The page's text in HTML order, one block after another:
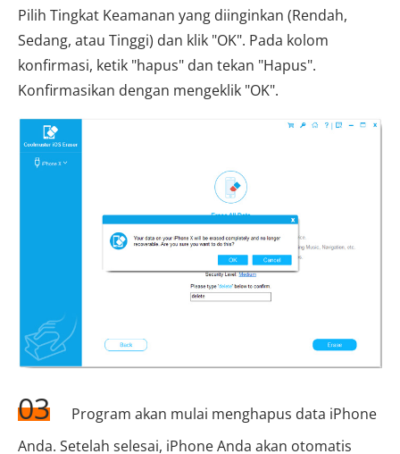
Pilih Tingkat Keamanan yang diinginkan (Rendah,
Sedang, atau Tinggi) dan klik "OK". Pada kolom
konfirmasi, ketik "hapus" dan tekan "Hapus".
Konfirmasikan dengan mengeklik "OK".
03
Program akan mulai menghapus data iPhone
Anda. Setelah selesai, iPhone Anda akan otomatis